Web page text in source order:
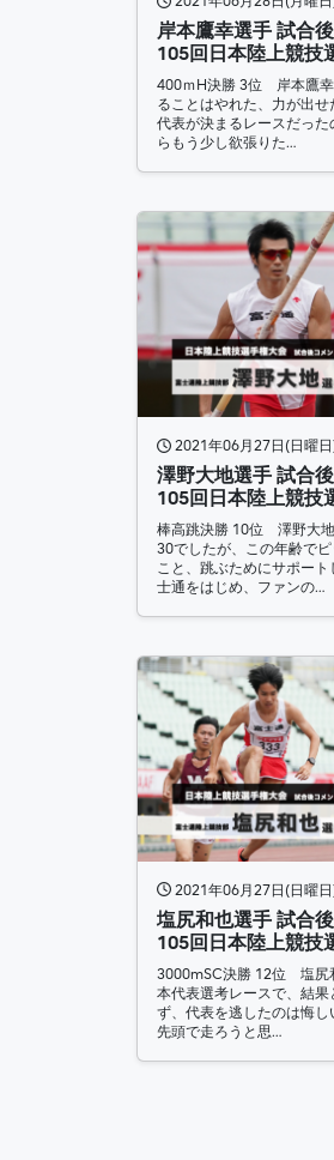
岸本鷹幸選手 試合
105回日本陸上競技
400ｍH決勝 3位 岸本鷹
ることはやれた、力が出
代表が決まるレースだっ
らもう少し欲張りた…
2021年06月27日(日曜
澤野大地選手 試合
105回日本陸上競技
棒高跳決勝 10位 澤野大
30でしたが、この年齢で
こと、跳ぶためにサポー
士通をはじめ、ファンの…
2021年06月27日(日曜
塩尻和也選手 試合
105回日本陸上競技
3000mSC決勝 12位 塩
本代表選考レースで、結果
ず、代表を逃したのは悔し
先頭で走ろうと思…